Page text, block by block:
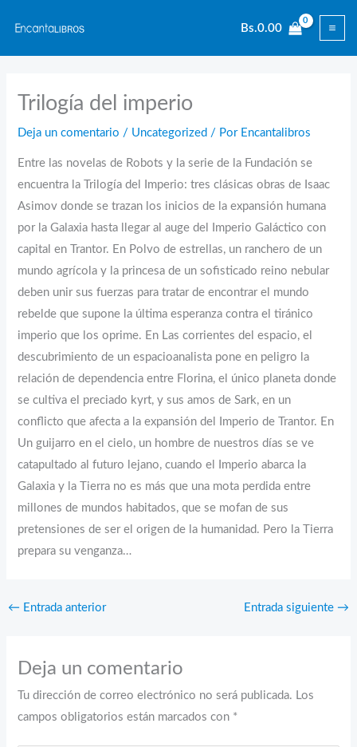
contenido
Bs.0.00
Trilogía del imperio
Deja un comentario / Uncategorized / Por Encantalibros
Entre las novelas de Robots y la serie de la Fundación se
encuentra la Trilogía del Imperio: tres clásicas obras de Isaac
Asimov donde se trazan los inicios de la expansión humana
por la Galaxia hasta llegar al auge del Imperio Galáctico con
capital en Trantor. En Polvo de estrellas, un ranchero de un
mundo agrícola y la princesa de un sofisticado reino nebular
deben unir sus fuerzas para tratar de encontrar el mundo
rebelde que supone la última esperanza contra el tiránico
imperio que los oprime. En Las corrientes del espacio, el
descubrimiento de un espacioanalista pone en peligro la
relación de dependencia entre Florina, el único planeta donde
se cultiva el preciado kyrt, y sus amos de Sark, en un
conflicto que afecta a la expansión del Imperio de Trantor. En
Un guijarro en el cielo, un hombre de nuestros días se ve
catapultado al futuro lejano, cuando el Imperio abarca la
Galaxia y la Tierra no es más que una mota perdida entre
millones de mundos habitados, que se mofan de sus
pretensiones de ser el origen de la humanidad. Pero la Tierra
prepara su venganza…
← Entrada anterior Entrada siguiente →
Deja un comentario
Tu dirección de correo electrónico no será publicada. Los
campos obligatorios están marcados con *